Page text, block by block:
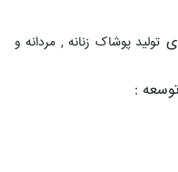
تولید پوشاک زنانه , مردانه و
: